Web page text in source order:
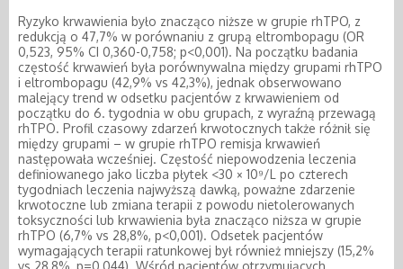
Ryzyko krwawienia było znacząco niższe w grupie rhTPO, z
redukcją o 47,7% w porównaniu z grupą eltrombopagu (OR
0,523, 95% CI 0,360-0,758; p<0,001). Na początku badania
częstość krwawień była porównywalna między grupami rhTPO
i eltrombopagu (42,9% vs 42,3%), jednak obserwowano
malejący trend w odsetku pacjentów z krwawieniem od
początku do 6. tygodnia w obu grupach, z wyraźną przewagą
rhTPO. Profil czasowy zdarzeń krwotocznych także różnił się
między grupami – w grupie rhTPO remisja krwawień
następowała wcześniej. Częstość niepowodzenia leczenia
definiowanego jako liczba płytek <30 × 10⁹/L po czterech
tygodniach leczenia najwyższą dawką, poważne zdarzenie
krwotoczne lub zmiana terapii z powodu nietolerowanych
toksyczności lub krwawienia była znacząco niższa w grupie
rhTPO (6,7% vs 28,8%, p<0,001). Odsetek pacjentów
wymagających terapii ratunkowej był również mniejszy (15,2%
vs 28,8%, p=0,044). Wśród pacjentów otrzymujących